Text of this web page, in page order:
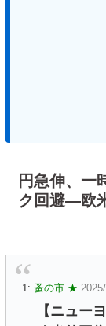
円急伸、
ク回避―欧
1: 蚤の市 ★
【ニューヨ